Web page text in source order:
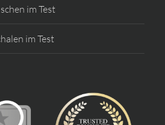
im Test
im Test